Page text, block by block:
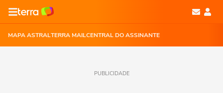
MAPA ASTRALTERRA MAILCENTRAL DO ASSINANTE
PUBLICIDADE